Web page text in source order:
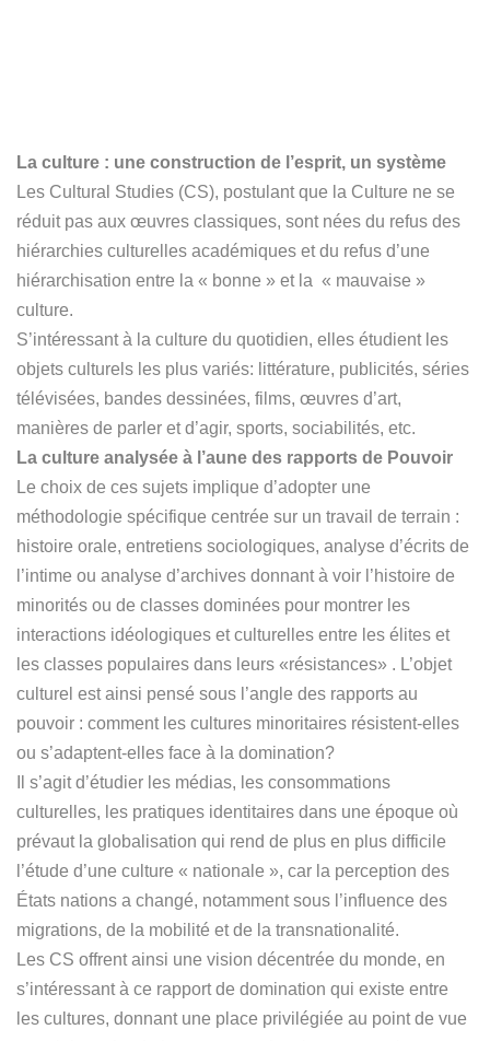
La culture : une construction de l’esprit, un système
Les Cultural Studies (CS), postulant que la Culture ne se
réduit pas aux œuvres classiques, sont nées du refus des
hiérarchies culturelles académiques et du refus d’une
hiérarchisation entre la « bonne » et la « mauvaise »
culture.
S’intéressant à la culture du quotidien, elles étudient les
objets culturels les plus variés: littérature, publicités, séries
télévisées, bandes dessinées, films, œuvres d’art,
manières de parler et d’agir, sports, sociabilités, etc.
La culture analysée à l’aune des rapports de Pouvoir
Le choix de ces sujets implique d’adopter une
méthodologie spécifique centrée sur un travail de terrain :
histoire orale, entretiens sociologiques, analyse d’écrits de
l’intime ou analyse d’archives donnant à voir l’histoire de
minorités ou de classes dominées pour montrer les
interactions idéologiques et culturelles entre les élites et
les classes populaires dans leurs «résistances» . L’objet
culturel est ainsi pensé sous l’angle des rapports au
pouvoir : comment les cultures minoritaires résistent-elles
ou s’adaptent-elles face à la domination?
Il s’agit d’étudier les médias, les consommations
culturelles, les pratiques identitaires dans une époque où
prévaut la globalisation qui rend de plus en plus difficile
l’étude d’une culture « nationale », car la perception des
États nations a changé, notamment sous l’influence des
migrations, de la mobilité et de la transnationalité.
Les CS offrent ainsi une vision décentrée du monde, en
s’intéressant à ce rapport de domination qui existe entre
les cultures, donnant une place privilégiée au point de vue